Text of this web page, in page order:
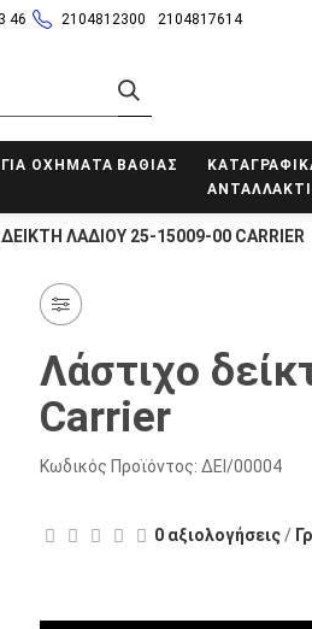
46 2104812300 2104817614
ΟΧΗΜΑΤΑ ΒΑΘΙΑΣ
ΛΑΔΙΟΎ 25-15009-00 CARRIER
Λάστιχο
Carrier
Κωδικός Προϊόντος: ΔΕΙ/00004
0 αξιολογήσεις/